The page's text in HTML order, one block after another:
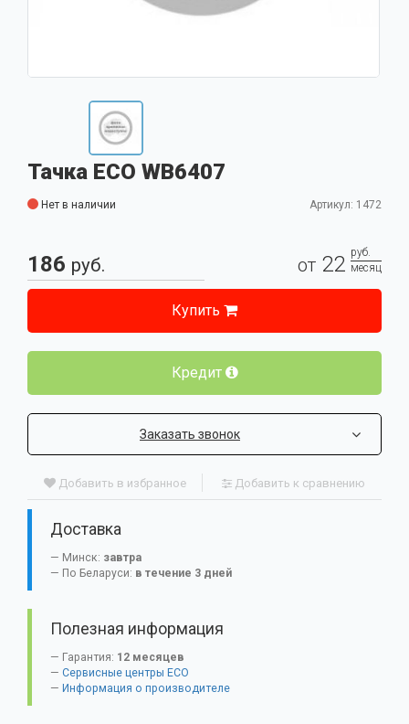
Тачка ECO WB6407
Нет в наличии Артикул: 1472
186 руб. от 22 руб.
месяц
Купить
Кредит
Заказать звонок
Добавить в избранное Добавить к сравнению
Доставка
Минск: завтра
По Беларуси: в течение 3 дней
Полезная информация
Гарантия: 12 месяцев
Сервисные центры ECO
Информация о производителе